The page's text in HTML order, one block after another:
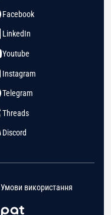
Facebook
LinkedIn
Youtube
Instagram
Telegram
Threads
Discord
Умови використання